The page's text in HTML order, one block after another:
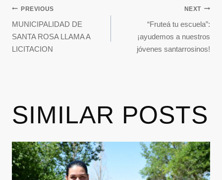
PREVIOUS
MUNICIPALIDAD DE
SANTA ROSA LLAMA A
LICITACION
NEXT
“Fruteá tu escuela”:
¡ayudemos a nuestros
jóvenes santarrosinos!
SIMILAR POSTS